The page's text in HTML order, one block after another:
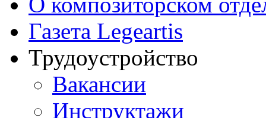
Газета Legeartis
Трудоустройство
Вакансии
Инструктажи